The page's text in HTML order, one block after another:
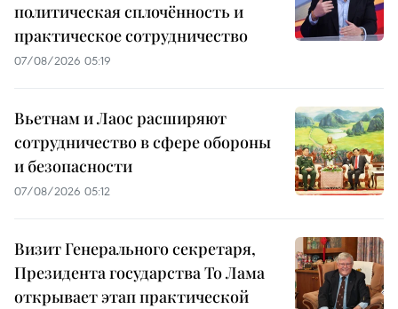
политическая сплочённость и
практическое сотрудничество
07/08/2026 05:19
Вьетнам и Лаос расширяют
сотрудничество в сфере обороны
и безопасности
07/08/2026 05:12
Визит Генерального секретаря,
Президента государства То Лама
открывает этап практической